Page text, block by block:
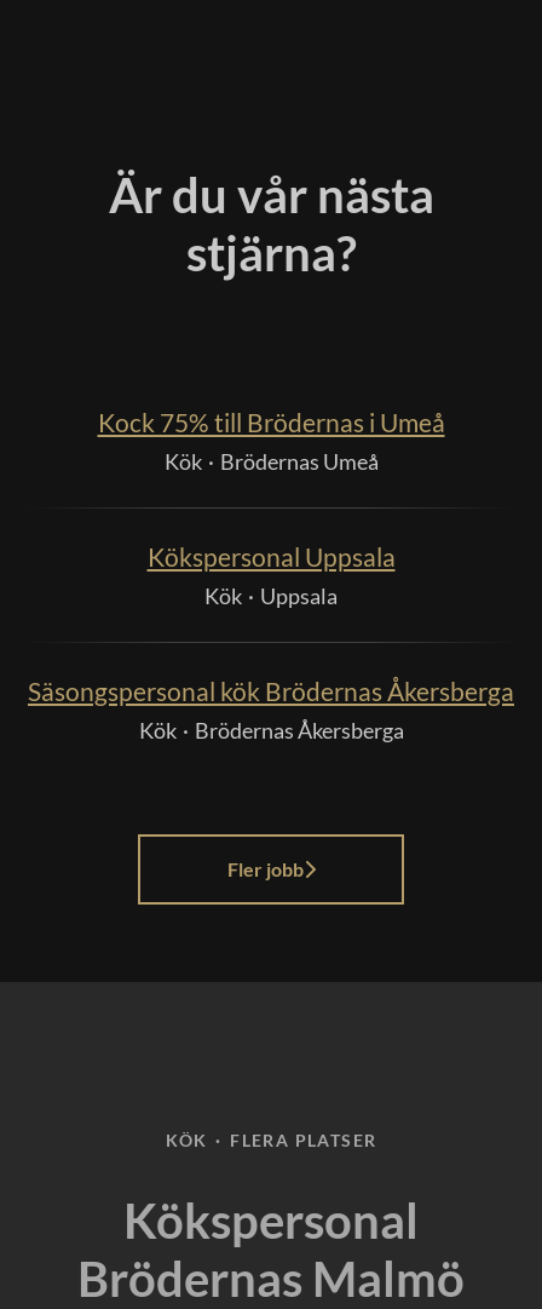
Är du vår nästa
stjärna?
Kock 75% till Brödernas i Umeå
Kök · Brödernas Umeå
Kökspersonal Uppsala
Kök · Uppsala
Säsongspersonal kök Brödernas Åkersberga
Kök · Brödernas Åkersberga
Fler jobb
KÖK · FLERA PLATSER
Kökspersonal
Brödernas Malmö